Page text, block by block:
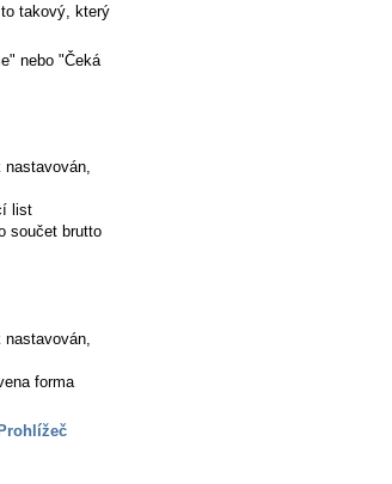
takový, který
nebo "Čeká
list
součet brutto
forma